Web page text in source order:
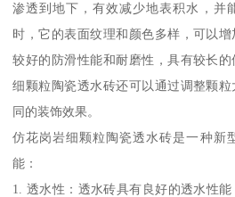
渗透到地下，有效减少地表积水，并
时，它的表面纹理和颜色多样，可以
较好的防滑性能和耐磨性，具有较长
细颗粒陶瓷透水砖还可以通过调整颗
同的装饰效果。
仿花岗岩细颗粒陶瓷透水砖是一种新
能：
1. 透水性：透水砖具有良好的透水性